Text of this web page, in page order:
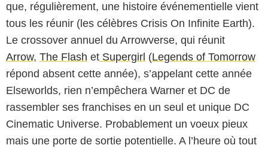
que, régulièrement, une histoire événementielle vient
tous les réunir (les célèbres Crisis On Infinite Earth).
Le crossover annuel du Arrowverse, qui réunit
Arrow, The Flash et Supergirl (Legends of Tomorrow
répond absent cette année), s’appelant cette année
Elseworlds, rien n’empêchera Warner et DC de
rassembler ses franchises en un seul et unique DC
Cinematic Universe. Probablement un voeux pieux
mais une porte de sortie potentielle. A l’heure où tout